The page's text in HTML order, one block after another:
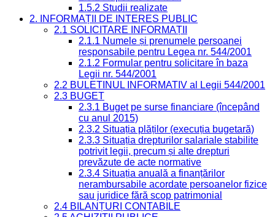
1.5.2 Studii realizate
2. INFORMAȚII DE INTERES PUBLIC
2.1 SOLICITARE INFORMAȚII
2.1.1 Numele și prenumele persoanei
responsabile pentru Legea nr. 544/2001
2.1.2 Formular pentru solicitare în baza
Legii nr. 544/2001
2.2 BULETINUL INFORMATIV al Legii 544/2001
2.3 BUGET
2.3.1 Buget pe surse financiare (începând
cu anul 2015)
2.3.2 Situația plăților (execuția bugetară)
2.3.3 Situația drepturilor salariale stabilite
potrivit legii, precum și alte drepturi
prevăzute de acte normative
2.3.4 Situația anuală a finanțărilor
nerambursabile acordate persoanelor fizice
sau juridice fără scop patrimonial
2.4 BILANȚURI CONTABILE